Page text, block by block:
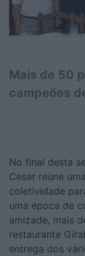
Mais de 50
campeões
No final desta
Cesar reúne
coletividade
uma época de
amizade, mais
restaurante
entrega dos